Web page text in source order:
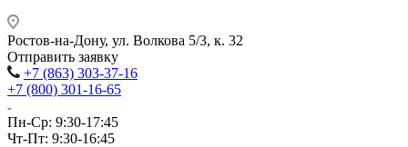
Ростов-на-Дону, ул. Волкова 5/3, к. 32
Отправить заявку
+7 (863) 303-37-16
+7 (800) 301-16-65
Пн-Ср: 9:30-17:45
Чт-Пт: 9:30-16:45